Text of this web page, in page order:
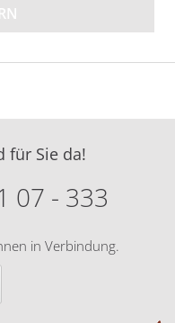
für Sie da!
07 - 333
in Verbindung.